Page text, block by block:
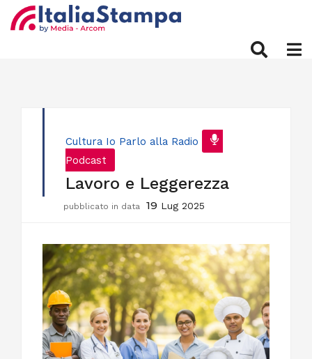
Cultura Io Parlo alla Radio
Podcast
Lavoro e Leggerezza
pubblicato in data 19 Lug 2025